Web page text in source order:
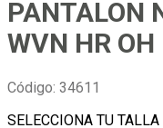
PANTALON
WVN HR
Código: 34611